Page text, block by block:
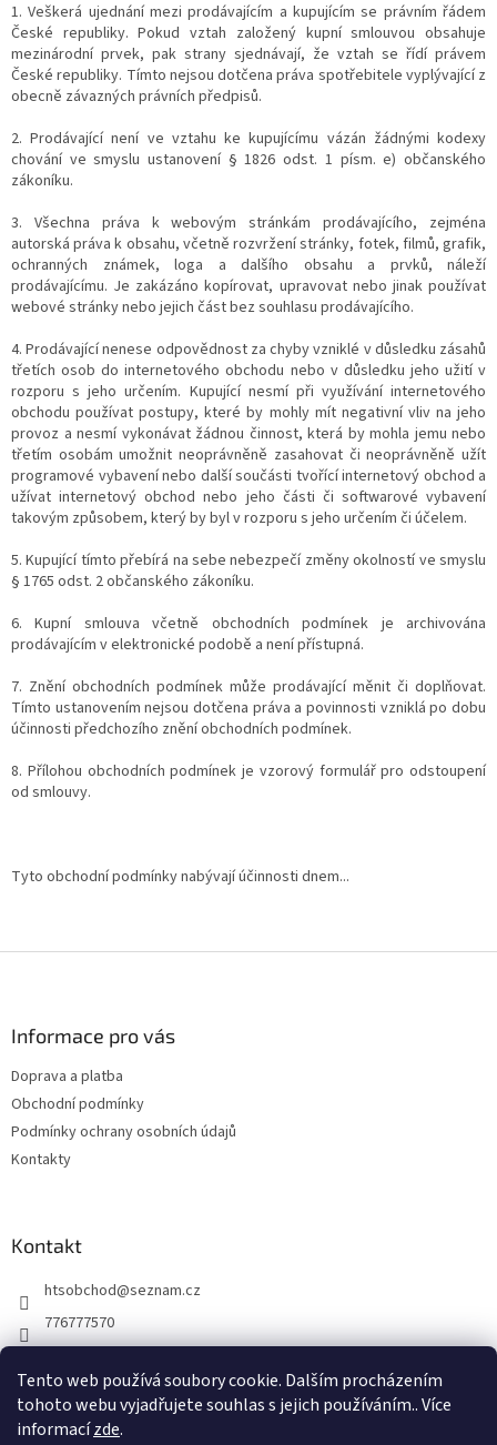
Tento web používá soubory cookie. Dalším procházením
tohoto webu vyjadřujete souhlas s jejich používáním.. Více
informacízde.
1. Veškerá ujednání mezi prodávajícím a kupujícím se právním řádem
České republiky. Pokud vztah založený kupní smlouvou obsahuje
mezinárodní prvek, pak strany sjednávají, že vztah se řídí právem
České republiky. Tímto nejsou dotčena práva spotřebitele vyplývající z
obecně závazných právních předpisů.
2. Prodávající není ve vztahu ke kupujícímu vázán žádnými kodexy
chování ve smyslu ustanovení § 1826 odst. 1 písm. e) občanského
zákoníku.
3. Všechna práva k webovým stránkám prodávajícího, zejména
autorská práva k obsahu, včetně rozvržení stránky, fotek, filmů, grafik,
ochranných známek, loga a dalšího obsahu a prvků, náleží
prodávajícímu. Je zakázáno kopírovat, upravovat nebo jinak používat
webové stránky nebo jejich část bez souhlasu prodávajícího.
4. Prodávající nenese odpovědnost za chyby vzniklé v důsledku zásahů
třetích osob do internetového obchodu nebo v důsledku jeho užití v
rozporu s jeho určením. Kupující nesmí při využívání internetového
obchodu používat postupy, které by mohly mít negativní vliv na jeho
provoz a nesmí vykonávat žádnou činnost, která by mohla jemu nebo
třetím osobám umožnit neoprávněně zasahovat či neoprávněně užít
programové vybavení nebo další součásti tvořící internetový obchod a
užívat internetový obchod nebo jeho části či softwarové vybavení
takovým způsobem, který by byl v rozporu s jeho určením či účelem.
5. Kupující tímto přebírá na sebe nebezpečí změny okolností ve smyslu
§ 1765 odst. 2 občanského zákoníku.
6. Kupní smlouva včetně obchodních podmínek je archivována
prodávajícím v elektronické podobě a není přístupná.
7. Znění obchodních podmínek může prodávající měnit či doplňovat.
Tímto ustanovením nejsou dotčena práva a povinnosti vzniklá po dobu
účinnosti předchozího znění obchodních podmínek.
8. Přílohou obchodních podmínek je vzorový formulář pro odstoupení
od smlouvy.
Tyto obchodní podmínky nabývají účinnosti dnem...
Informace pro vás
Doprava a platba
Obchodní podmínky
Podmínky ochrany osobních údajů
Kontakty
Kontakt
htsobchod@seznam.cz
776777570
https://www.facebook.com/Elektro-Vr%C5%A1ovick%C3%A1-229
214624677338